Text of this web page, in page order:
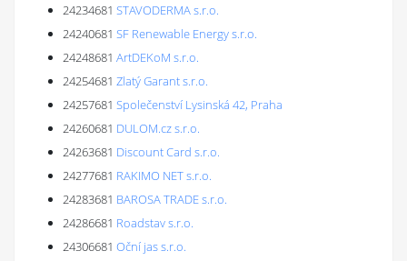
24234681 STAVODERMA s.r.o.
24240681 SF Renewable Energy s.r.o.
24248681 ArtDEKoM s.r.o.
24254681 Zlatý Garant s.r.o.
24257681 Společenství Lysinská 42, Praha
24260681 DULOM.cz s.r.o.
24263681 Discount Card s.r.o.
24277681 RAKIMO NET s.r.o.
24283681 BAROSA TRADE s.r.o.
24286681 Roadstav s.r.o.
24306681 Oční jas s.r.o.